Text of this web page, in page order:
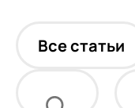
Все статьи